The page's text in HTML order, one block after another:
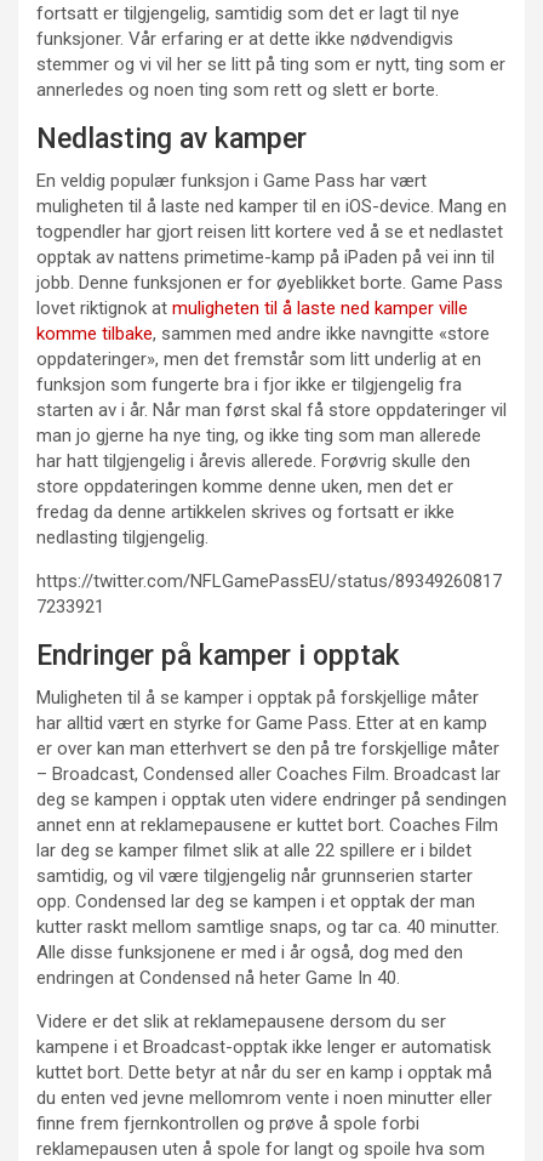
fortsatt er tilgjengelig, samtidig som det er lagt til nye
funksjoner. Vår erfaring er at dette ikke nødvendigvis
stemmer og vi vil her se litt på ting som er nytt, ting som er
annerledes og noen ting som rett og slett er borte.
Nedlasting av kamper
En veldig populær funksjon i Game Pass har vært
muligheten til å laste ned kamper til en iOS-device. Mang en
togpendler har gjort reisen litt kortere ved å se et nedlastet
opptak av nattens primetime-kamp på iPaden på vei inn til
jobb. Denne funksjonen er for øyeblikket borte. Game Pass
lovet riktignok at muligheten til å laste ned kamper ville
komme tilbake, sammen med andre ikke navngitte «store
oppdateringer», men det fremstår som litt underlig at en
funksjon som fungerte bra i fjor ikke er tilgjengelig fra
starten av i år. Når man først skal få store oppdateringer vil
man jo gjerne ha nye ting, og ikke ting som man allerede
har hatt tilgjengelig i årevis allerede. Forøvrig skulle den
store oppdateringen komme denne uken, men det er
fredag da denne artikkelen skrives og fortsatt er ikke
nedlasting tilgjengelig.
https://twitter.com/NFLGamePassEU/status/89349260817
7233921
Endringer på kamper i opptak
Muligheten til å se kamper i opptak på forskjellige måter
har alltid vært en styrke for Game Pass. Etter at en kamp
er over kan man etterhvert se den på tre forskjellige måter
– Broadcast, Condensed aller Coaches Film. Broadcast lar
deg se kampen i opptak uten videre endringer på sendingen
annet enn at reklamepausene er kuttet bort. Coaches Film
lar deg se kamper filmet slik at alle 22 spillere er i bildet
samtidig, og vil være tilgjengelig når grunnserien starter
opp. Condensed lar deg se kampen i et opptak der man
kutter raskt mellom samtlige snaps, og tar ca. 40 minutter.
Alle disse funksjonene er med i år også, dog med den
endringen at Condensed nå heter Game In 40.
Videre er det slik at reklamepausene dersom du ser
kampene i et Broadcast-opptak ikke lenger er automatisk
kuttet bort. Dette betyr at når du ser en kamp i opptak må
du enten ved jevne mellomrom vente i noen minutter eller
finne frem fjernkontrollen og prøve å spole forbi
reklamepausen uten å spole for langt og spoile hva som